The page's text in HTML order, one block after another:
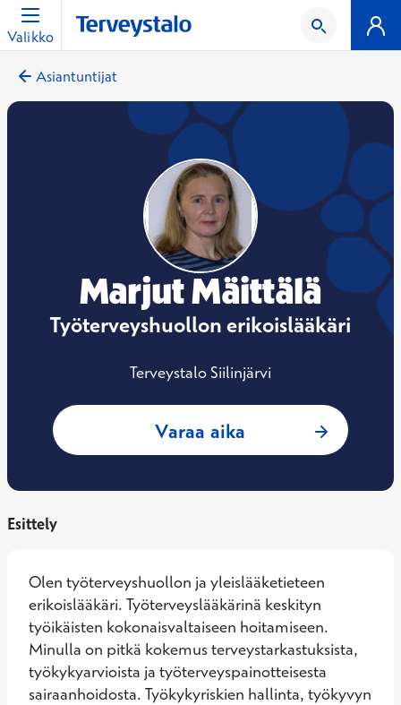
Valikko
Asiantuntijat
Marjut Mäittälä
Työterveyshuollon erikoislääkäri
Terveystalo Siilinjärvi
Varaa aika : Marjut
Esittely
Olen työterveyshuollon ja yleislääketieteen
erikoislääkäri. Työterveyslääkärinä keskityn
työikäisten kokonaisvaltaiseen hoitamiseen.
Minulla on pitkä kokemus terveystarkastuksista,
työkykyarvioista ja työterveyspainotteisesta
sairaanhoidosta. Työkykyriskien hallinta, työkyvyn